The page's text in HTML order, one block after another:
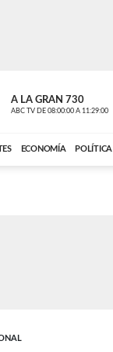
A LA GRAN 730
ABC TV DE 08:00:00 A 11:29:00
ECONOMÍA POLÍTICA